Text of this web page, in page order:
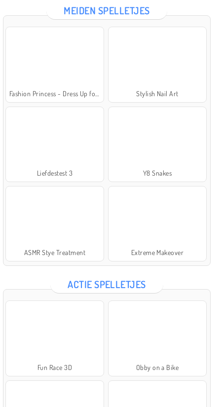
MEIDEN SPELLETJES
Stylish Nail Art
Liefdestest 3 Y8 Snakes
ASMR Stye Treatment Extreme Makeover
ACTIE SPELLETJES
Fun Race 3D Obby on a Bike